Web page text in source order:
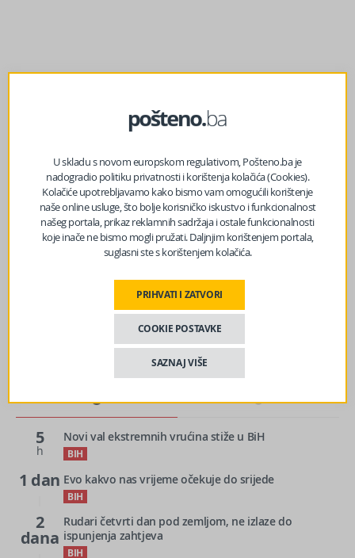
Vremenska prognoza za dane do kraja sedmice u BiH
sljedeći članak
Schmidt obrazložio nametnute odluke i poručio
političarima u BiH: Hitno usvojite budžet, put vam je
5
h
Novi val ekstremnih vrućina stiže u BiH
BIH
1 dan Evo kakvo nas vrijeme očekuje do srijede
BIH
2
dana
Rudari četvrti dan pod zemljom, ne izlaze do
ispunjenja zahtjeva
BIH
U skladu s novom europskom regulativom, Pošteno.ba je
nadogradio politiku privatnosti i korištenja kolačića (Cookies).
Kolačiće upotrebljavamo kako bismo vam omogućili korištenje
naše online usluge, što bolje korisničko iskustvo i funkcionalnost
našeg portala, prikaz reklamnih sadržaja i ostale funkcionalnosti
koje inače ne bismo mogli pružati. Daljnjim korištenjem portala,
suglasni ste s korištenjem kolačića.
PRIHVATI I ZATVORI
COOKIE POSTAVKE
SAZNAJ VIŠE